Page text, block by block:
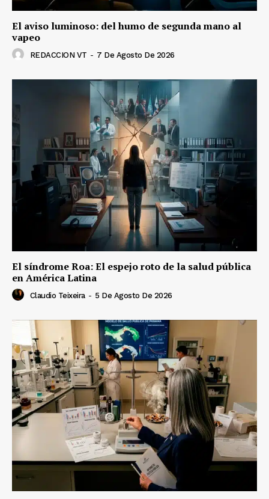
El aviso luminoso: del humo de segunda mano al
vapeo
REDACCION VT - 7 De Agosto De 2026
El síndrome Roa: El espejo roto de la salud pública
en América Latina
Claudio Teixeira - 5 De Agosto De 2026